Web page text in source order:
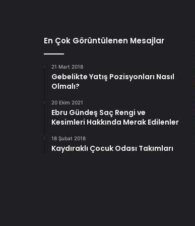
En Çok Görüntülenen Mesajlar
21 Mart 2018
Gebelikte Yatış Pozisyonları Nasıl
Olmalı?
20 Ekim 2021
Ebru Gündeş Saç Rengi ve
Kesimleri Hakkında Merak Edilenler
18 Şubat 2018
Kaydıraklı Çocuk Odası Takımları